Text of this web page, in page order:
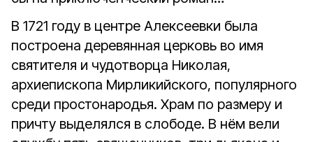
В 1721 году в центре Алексеевки была
построена деревянная церковь во имя
святителя и чудотворца Николая,
архиепископа Мирликийского, популярного
среди простонародья. Храм по размеру и
причту выделялся в слободе. В нём вели